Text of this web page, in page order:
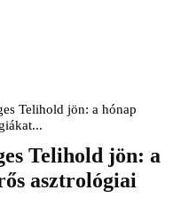
Telihold jön: a hónap
Telihold jön: a
asztrológiai